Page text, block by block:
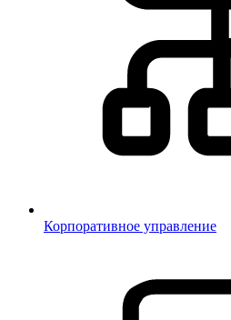
Корпоративное управление